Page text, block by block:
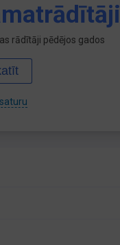
rādītāji pēdējos gados